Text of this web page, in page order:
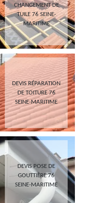
CHANGEMENT DE
TUILE 76 SEINE-
MARITIME
DEVIS RÉPARATION
DE TOITURE 76
SEINE-MARITIME
DEVIS POSE DE
GOUTTIÈRE 76
SEINE-MARITIME